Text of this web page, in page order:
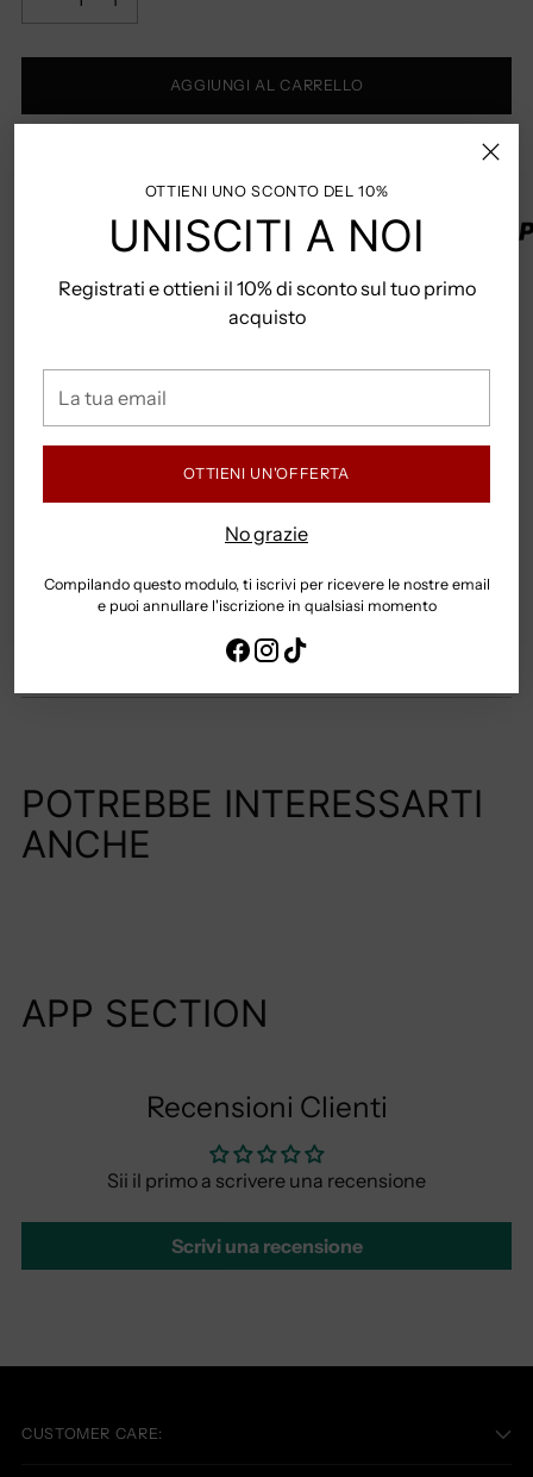
OTTIENI UNO SCONTO DEL 10%
UNISCITI A NOI
Registrati e ottieni il 10% di sconto sul tuo primo
acquisto
tua
OTTIENI UN'OFFERTA
No grazie
Compilando questo modulo, ti iscrivi per ricevere le nostre email
e puoi annullare l'iscrizione in qualsiasi momento
AGGIUNGI AL CARRELLO
Valutati 4.5/5 basato su +1573 Clienti
Hai domande? Contattaci su whatsapp +39
3341682781
COME POSSO PAGARE?
TEMPI E COSTI DI SPEDIZIONE
prodotto
al
carrello...
POTREBBE INTERESSARTI
ANCHE
APP SECTION
Recensioni Clienti
Sii il primo a scrivere una recensione
Scrivi una recensione
CUSTOMER CARE: